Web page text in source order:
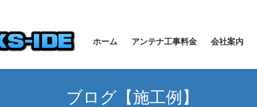
ホーム アンテナ工事料金 会社案内
ブログ【施工例】